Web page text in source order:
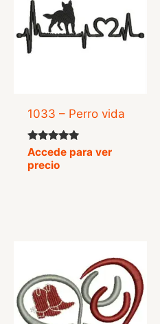
1033 – Perro vida
Valorado
con
5.00
Accede para ver
precio